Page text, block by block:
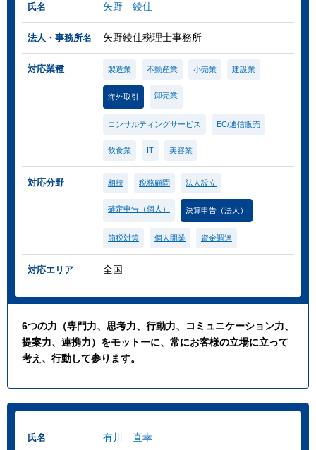
氏名 矢野 綾佳
法人・事務所名 矢野綾佳税理士事務所
対応業種 製造業 不動産業 小売業 建設業
海外取引 卸売業
コンサルティングサービス EC/通信販売
飲食業 IT 美容業
対応分野 相続 税務顧問 法人設立
確定申告（個人） 決算申告（法人）
節税対策 個人開業 資金調達
対応エリア 全国
6つの力（専門力、思考力、行動力、コミュニケーション力、
提案力、連携力）をモットーに、常にお客様の立場に立って
考え、行動して参ります。
氏名 有川 直幸